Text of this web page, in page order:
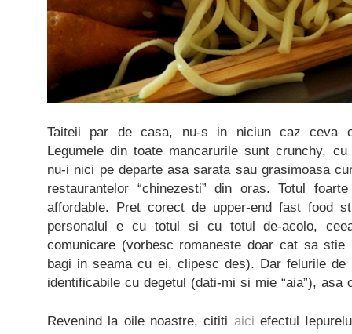
Taiteii par de casa, nu-s in niciun caz ceva
Legumele din toate mancarurile sunt crunchy,
nu-i nici pe departe asa sarata sau grasimoasa
restaurantelor “chinezesti” din oras. Totul
affordable. Pret corect de upper-end fast food
personalul e cu totul si cu totul de-acolo,
comunicare (vorbesc romaneste doar cat sa
bagi in seama cu ei, clipesc des). Dar felurile de
identificabile cu degetul (dati-mi si mie “aia”), asa
Revenind la oile noastre, cititi aici efectul